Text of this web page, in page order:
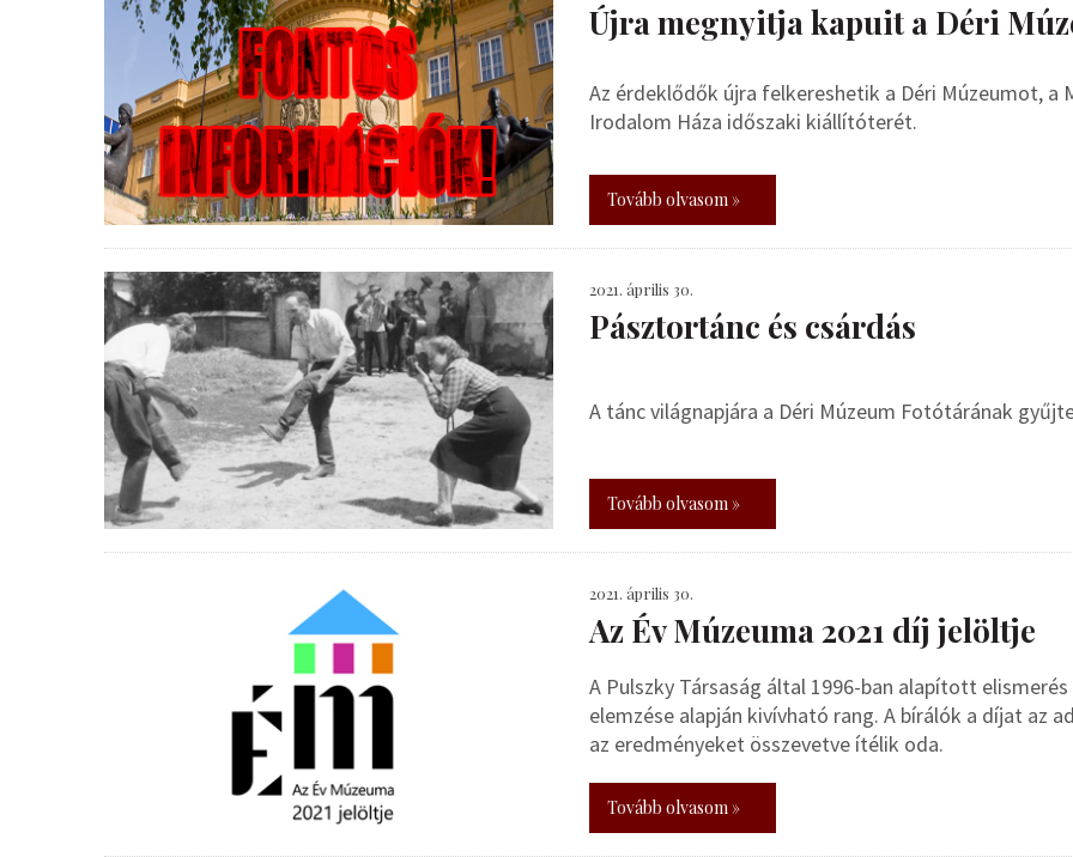
Újra megnyitja kapuit a Déri
Az érdeklődők újra felkereshetik a Déri Múzeumot, a
Irodalom Háza időszaki kiállítóterét.
Tovább olvasom »
2021. április 30.
Pásztortánc és csárdás
A tánc világnapjára a Déri Múzeum Fotótárának
Tovább olvasom »
2021. április 30.
Az Év Múzeuma 2021 díj jelöltje
A Pulszky Társaság által 1996-ban alapított
elemzése alapján kivívható rang. A bírálók a díjat az
az eredményeket összevetve ítélik oda.
Tovább olvasom »